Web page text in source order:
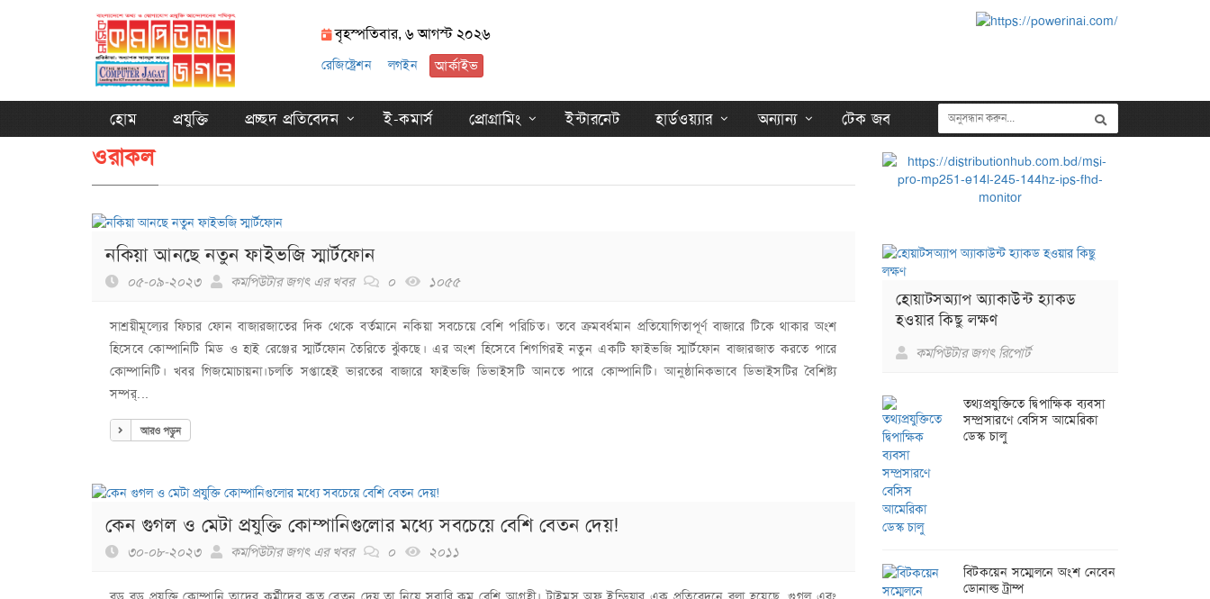
বৃহস্পতিবার, ৬ আগস্ট ২০২৬
রেজিষ্ট্রেশন লগইন আর্কাইভ
হোম প্রযুক্তি প্রচ্ছদ প্রতিবেদন ই-কমার্স প্রোগ্রামিং ইন্টারনেট হার্ডওয়্যার অন্যান্য টেক জব
ওরাকল
নকিয়া আনছে নতুন ফাইভজি স্মার্টফোন
০৫-০৯-২০২৩ কমপিউটার জগৎ এর খবর ০ ১০৫৫
সাশ্রয়ীমূল্যের ফিচার ফোন বাজারজাতের দিক থেকে বর্তমানে নকিয়া সবচেয়ে বেশি পরিচিত। তবে ক্রমবর্ধমান প্রতিযোগিতাপূর্ণ বাজারে টিকে থাকার অংশ
হিসেবে কোম্পানিটি মিড ও হাই রেঞ্জের স্মার্টফোন তৈরিতে ঝুঁকছে। এর অংশ হিসেবে শিগগিরই নতুন একটি ফাইভজি স্মার্টফোন বাজারজাত করতে পারে
কোম্পানিটি। খবর গিজমোচায়না।চলতি সপ্তাহেই ভারতের বাজারে ফাইভজি ডিভাইসটি আনতে পারে কোম্পানিটি। আনুষ্ঠানিকভাবে ডিভাইসটির বৈশিষ্ট্য
সম্পর্...
আরও পড়ুন
কেন গুগল ও মেটা প্রযুক্তি কোম্পানিগুলোর মধ্যে সবচেয়ে বেশি বেতন দেয়!
৩০-০৮-২০২৩ কমপিউটার জগৎ এর খবর ০ ২০১১
হোয়াটসঅ্যাপ অ্যাকাউন্ট হ্যাকড
হওয়ার কিছু লক্ষণ
কমপিউটার জগৎ রিপোর্ট
তথ্যপ্রযুক্তিতে দ্বিপাক্ষিক ব্যবসা
সম্প্রসারণে বেসিস আমেরিকা
ডেস্ক চালু
বিটকয়েন সম্মেলনে অংশ নেবেন
ডোনাল্ড ট্রাম্প